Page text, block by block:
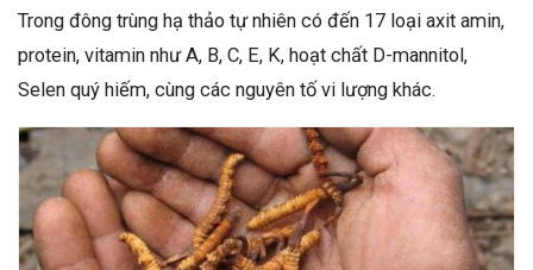
Trong đông trùng hạ thảo tự nhiên có đến 17 loại axit amin,
protein, vitamin như A, B, C, E, K, hoạt chất D-mannitol,
Selen quý hiếm, cùng các nguyên tố vi lượng khác.